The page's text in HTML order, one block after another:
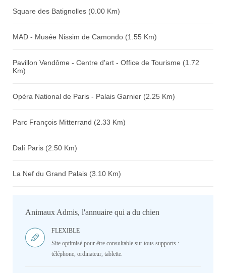
Square des Batignolles (0.00 Km)
MAD - Musée Nissim de Camondo (1.55 Km)
Pavillon Vendôme - Centre d'art - Office de Tourisme (1.72
Km)
Opéra National de Paris - Palais Garnier (2.25 Km)
Parc François Mitterrand (2.33 Km)
Dalí Paris (2.50 Km)
La Nef du Grand Palais (3.10 Km)
Animaux Admis, l'annuaire qui a du chien
FLEXIBLE
Site optimisé pour être consultable sur tous supports :
téléphone, ordinateur, tablette.